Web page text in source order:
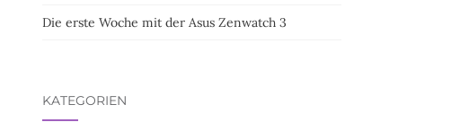
Die erste Woche mit der Asus Zenwatch 3
KATEGORIEN